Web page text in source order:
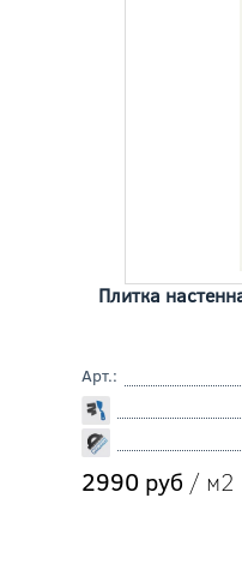
Плитка
Арт.:
2990 руб / м2